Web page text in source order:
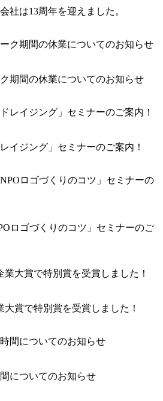
社は13周年を迎えました。
期間の休業についてのお知らせ
イジング」セミナーのご案内！
ロゴづくりのコツ」セミナーのご
大賞で特別賞を受賞しました！
についてのお知らせ